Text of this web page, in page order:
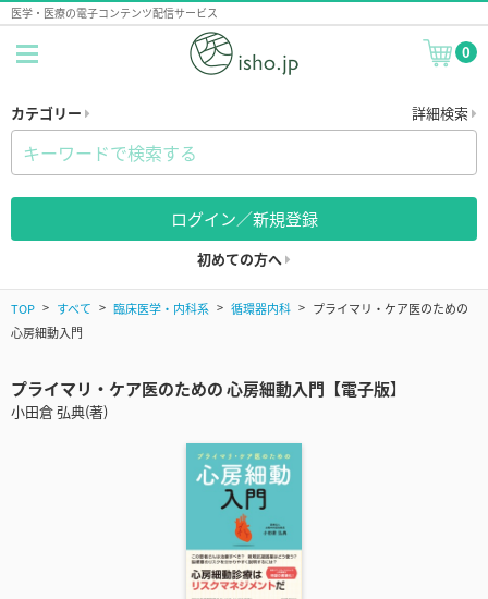
医学・医療の電子コンテンツ配信サービス
0
カテゴリー 詳細検索
ログイン／新規登録
初めての方へ
TOP すべて 臨床医学・内科系 循環器内科
プライマリ・ケア医のための
心房細動入門
プライマリ・ケア医のための 心房細動入門【電子版】
小田倉 弘典(著)